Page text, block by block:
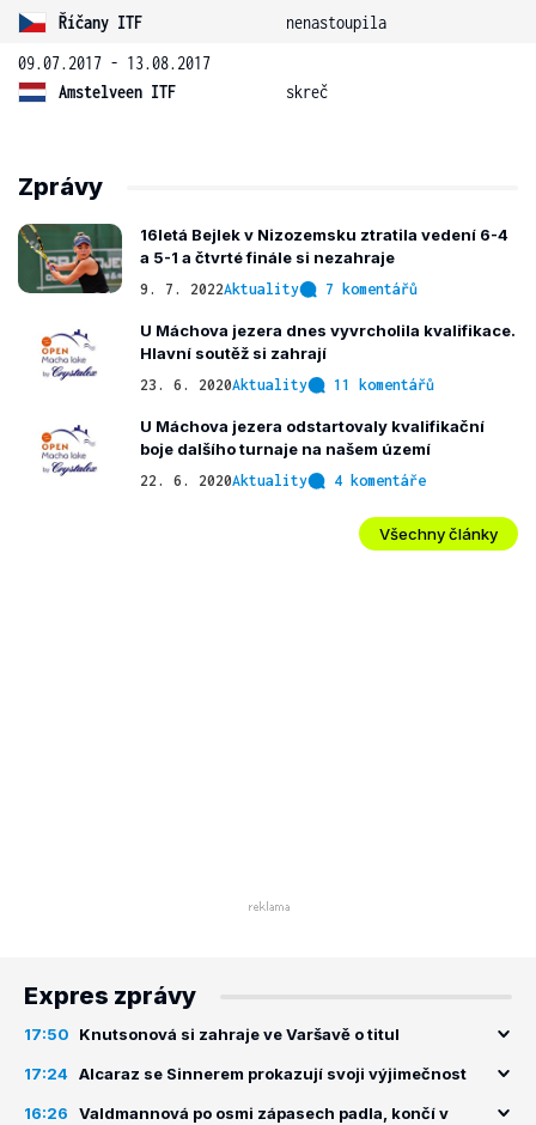
Říčany ITF
nenastoupila
09.07.2017 - 13.08.2017
Amstelveen ITF
skreč
Zprávy
16letá Bejlek v Nizozemsku ztratila vedení 6-4
a 5-1 a čtvrté finále si nezahraje
9. 7. 2022Aktuality 7 komentářů
U Máchova jezera dnes vyvrcholila kvalifikace.
Hlavní soutěž si zahrají
23. 6. 2020Aktuality 11 komentářů
U Máchova jezera odstartovaly kvalifikační
boje dalšího turnaje na našem území
22. 6. 2020Aktuality 4 komentáře
Všechny články
Expres zprávy
17:50 Knutsonová si zahraje ve Varšavě o titul
17:24 Alcaraz se Sinnerem prokazují svoji výjimečnost
16:26
Valdmannová po osmi zápasech padla, končí v